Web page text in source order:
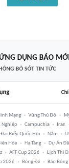
DỤNG BÁO MỚI
BỎ SÓT TIN TỨC
Mạng Vùng Thủ Đô
Nghiệp Campuchia Iran
Đại Biểu Quốc Hội Năm
Hòa Hạ Tầng Dự Án
AFF Cup 2026
Lịch Thi
2026
Bóng Đá Báo Bóng